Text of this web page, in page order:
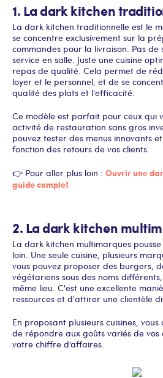
1. La dark kitchen
La dark kitchen traditionnelle est le
se concentre exclusivement sur la
commandes pour la livraison. Pas
service en salle. Juste une cuisine
repas de qualité. Cela permet de
loyer et le personnel, et de se
qualité des plats et l'efficacité.
Ce modèle est parfait pour ceux qui
activité de restauration sans gros
pouvez tester des menus innovants
fonction des retours de vos clients.
👉 Pour aller plus loin : Ouvrir une
guide complet
2. La dark kitchen
La dark kitchen multimarques
loin. Une seule cuisine, plusieurs
vous pouvez proposer des burgers,
végétariens sous des noms
même lieu. C'est une excellente
ressources et d'attirer une clientèle
En proposant plusieurs cuisines,
de répondre aux goûts variés de
votre chiffre d’affaires.